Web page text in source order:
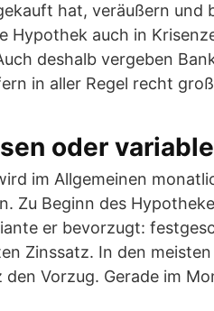
hat, veräußern und
Hypothek auch in
deshalb vergeben
in aller Regel recht
oder
im Allgemeinen
Zu Beginn des
er bevorzugt:
Zinssatz. In den
Vorzug. Gerade im